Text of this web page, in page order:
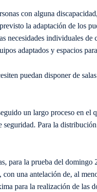
con alguna
la adaptación de los
necesidades individuales de
adaptados y espacios
puedan disponer de
un largo proceso en el
Para la
para la prueba del domingo
una antelación de, al
para la realización de las